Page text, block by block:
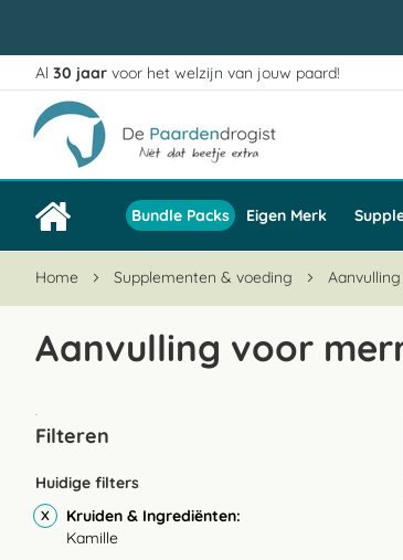
Ga
naar
de
inhoud
Al 30 jaar voor het welzijn van jouw paard!
Bundle Packs Eigen Merk
Home Supplementen & voeding
Aanvulling voor
Filteren
Huidige filters
Kruiden & Ingrediënten
Kamille